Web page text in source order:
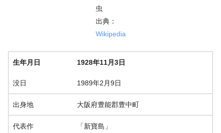
虫
出典：
Wikipedia
生年月日 1928年11月3日
没日 1989年2月9日
出身地 大阪府豊能郡豊中町
代表作
「新寶島」